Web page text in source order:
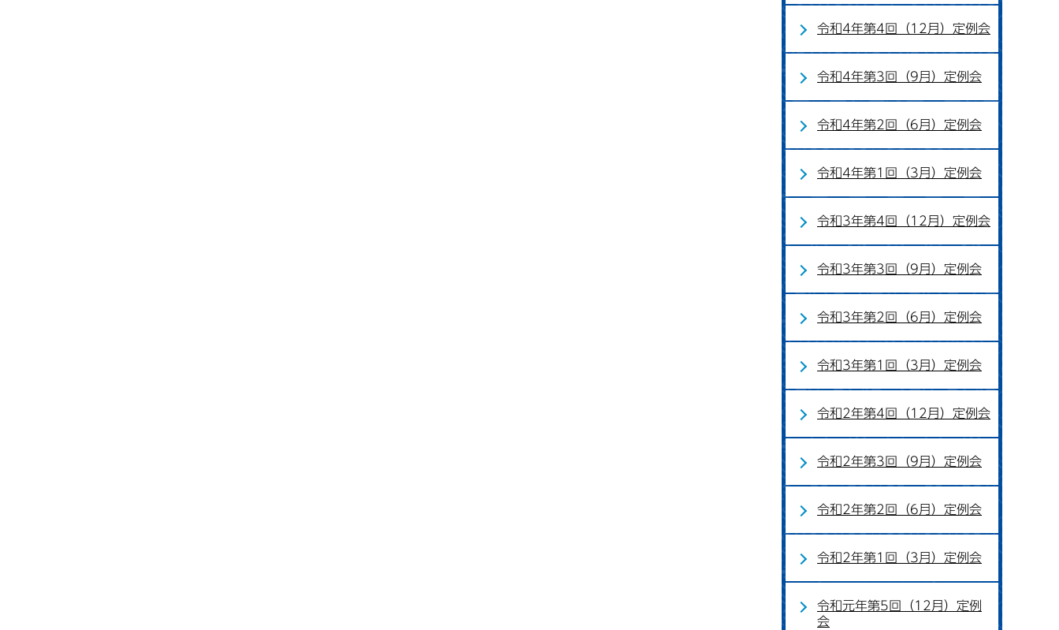
令和4年第4回（12月）定例会
令和4年第3回（9月）定例会
令和4年第2回（6月）定例会
令和4年第1回（3月）定例会
令和3年第4回（12月）定例会
令和3年第3回（9月）定例会
令和3年第2回（6月）定例会
令和3年第1回（3月）定例会
令和2年第4回（12月）定例会
令和2年第3回（9月）定例会
令和2年第2回（6月）定例会
令和2年第1回（3月）定例会
令和元年第5回（12月）定例
会